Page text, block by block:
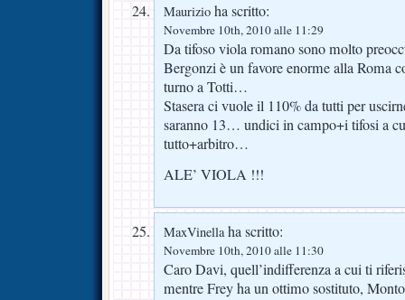
Maurizio ha scritto:
Novembre 10th, 2010 alle 11:29
Da tifoso viola romano sono molto
Bergonzi è un favore enorme alla Roma
turno a Totti…
Stasera ci vuole il 110% da tutti per
saranno 13… undici in campo+i tifosi a
tutto+arbitro…
ALE’ VIOLA !!!
MaxVinellaha scritto:
Novembre 10th, 2010 alle 11:30
Caro Davi, quell’indifferenza a cui ti
mentre Frey ha un ottimo sostituto,